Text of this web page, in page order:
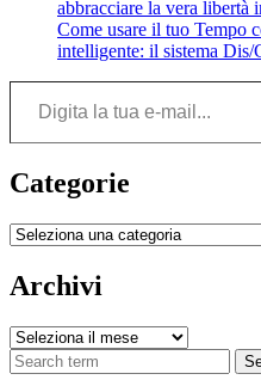
abbracciare la vera libertà
Come usare il tuo Tempo
intelligente: il sistema
Digita la tua e-mail...
Categorie
Categorie
Archivi
Archivi